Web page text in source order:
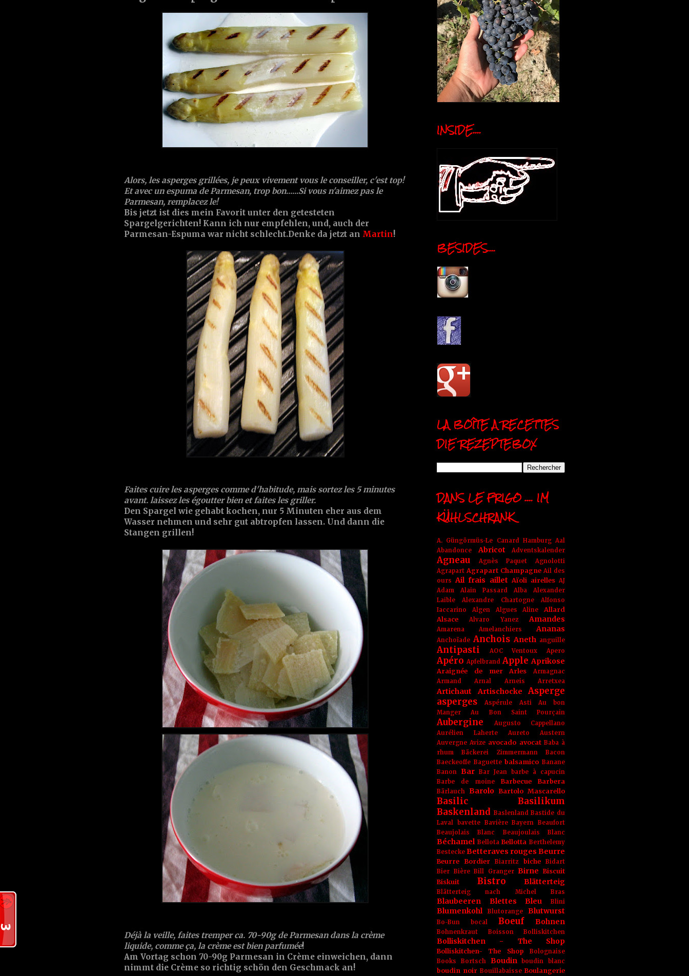
Alors, les asperges grillées, je peux vivement vous le conseiller, c'est top!
Et avec un espuma de Parmesan, trop bon......Si vous n'aimez pas le
Parmesan, remplacez le!
Bis jetzt ist dies mein Favorit unter den getesteten
Spargelgerichten! Kann ich nur empfehlen, und, auch der
Parmesan-Espuma war nicht schlecht.Denke da jetzt an Martin!
Faites cuire les asperges comme d'habitude, mais sortez les 5 minutes
avant. laissez les égoutter bien et faites les griller.
Den Spargel wie gehabt kochen, nur 5 Minuten eher aus dem
Wasser nehmen und sehr gut abtropfen lassen. Und dann die
Stangen grillen!
Déjà la veille, faites tremper ca. 70-90g de Parmesan dans la crème
liquide, comme ça, la crème est bien parfumée!
Am Vortag schon 70-90g Parmesan in Crème einweichen, dann
nimmt die Crème so richtig schön den Geschmack an!
INSIDE....
BESIDES....
LA BOÎTE A RECETTES
DIE REZEPTEBOX
DANS LE FRIGO .... IM
KÜHLSCHRANK
A. Güngörmüs-Le Canard Hamburg Aal
Abandonce
Abricot Adventskalender
Agneau Agnès Paquet
Agnolotti
Agrapart Agrapart Champagne Ail des
ours Ail frais aillet Aïoli airelles AJ
Adam
Alain Passard Alba
Alexander
Laible
Alexandre Chartogne
Alfonso
Iaccarino
Algen Algues Aline
Allard
Alsace
Alvaro Yanez Amandes
Amarena Amelanchiers Ananas
Anchoïade Anchois Aneth anguille
Antipasti AOC Ventoux Apero
Apéro Apfelbrand Apple Aprikose
Araignée de mer Arles
Armagnac
Armand Arnal
Arneis Arretxea
Artichaut Artischocke
Asperge
asperges
Aspérule Asti
Au bon
Manger
Au Bon Saint Pourçain
Aubergine
Augusto Cappellano
Aurélien Laherte
Aureto
Austern
Auvergne Avize avocado avocat Baba à
rhum
Bäckerei Zimmermann
Bacon
Baeckeoffe Baguette balsamico Banane
Banon Bar Bar Jean
barbe à capucin
Barbe de moine
Barbecue Barbera
Bärlauch Barolo Bartolo Mascarello
Basilic
Basilikum
Baskenland Baslenland Bastide du
Laval
bavette Bavière Bayern Beaufort
Beaujolais Blanc
Beaujoulais Blanc
Béchamel Bellota Bellotta Berthelemy
Bestecke Betteraves rouges Beurre
Beurre Bordier Biarritz biche
Bidart
Bier Bière Bill Granger Birne
Biscuit
Biskuit
Bistro Blätterteig
Blätterteig nach Michel Bras
Blaubeeren Blettes Bleu Blini
Blumenkohl Blutorange Blutwurst
Bo-Bun bocal Boeuf Bohnen
Bohnenkraut Boisson Bolliskitchen
Bolliskitchen - The Shop
Bolliskitchen- The Shop
Bolognaise
Books
Bortsch Boudin boudin blanc
boudin noir Bouillabaisse Boulangerie